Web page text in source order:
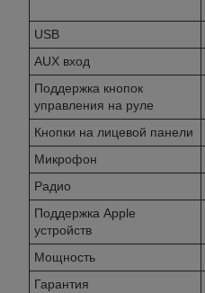
USB
AUX вход
Поддержка кнопок
управления на руле
Кнопки на лицевой панели
Микрофон
Радио
Поддержка Apple
устройств
Мощность
Гарантия